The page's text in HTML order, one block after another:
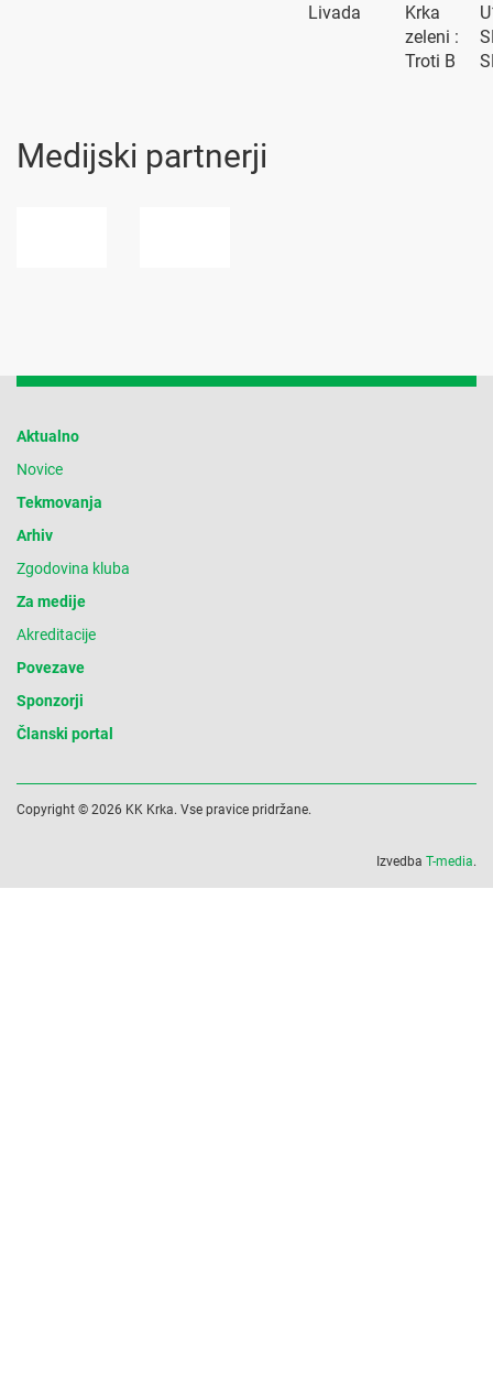
Livada
Krka
zeleni :
Troti B
Medijski partnerji
Aktualno
Novice
Tekmovanja
Arhiv
Zgodovina kluba
Za medije
Akreditacije
Povezave
Sponzorji
Članski portal
Copyright © 2026 KK Krka. Vse pravice pridržane.
Izvedba T-media.